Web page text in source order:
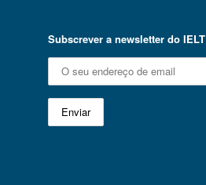
Subscrever a newsletter do IELT